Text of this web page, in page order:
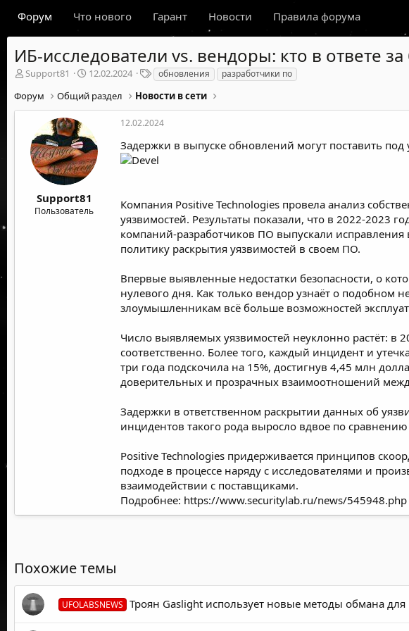
Форум Что нового Гарант Новости Правила форума
ИБ-исследователи vs. вендоры: кто в ответе
А
т
о
м
Support81
Д
т
а
а
ч
а
л
12.02.2024
Т
е
г
и
обновления разработчики по
Форум Общий раздел Новости в сети
Support81
Пользователь
12.02.2024
Задержки в выпуске обновлений могут поставить
Компания Positive Technologies провела анализ
уязвимостей. Результаты показали, что в 2022-2023
компаний-разработчиков ПО выпускали
политику раскрытия уязвимостей в своем ПО.
Впервые выявленные недостатки безопасности, о
нулевого дня. Как только вендор узнаёт о подобном
злоумышленникам всё больше возможностей
Число выявляемых уязвимостей неуклонно растёт: в
соответственно. Более того, каждый инцидент и
три года подскочила на 15%, достигнув 4,45 млн
доверительных и прозрачных взаимоотношений
Задержки в ответственном раскрытии данных об
инцидентов такого рода выросло вдвое по сравнению
Positive Technologies придерживается принципов
подходе в процессе наряду с исследователями и
взаимодействии с поставщиками.
Подробнее: https://www.securitylab.ru/news/545948.php
Похожие темы
UFOLABSNEWS Троян Gaslight использует новые методы обмана